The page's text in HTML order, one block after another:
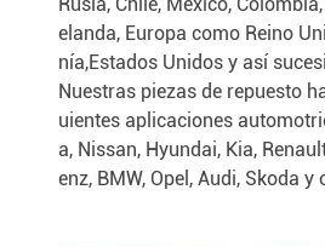
elanda, Europa como Reino
nía,Estados Unidos y así
Nuestras piezas de repuesto
uientes aplicaciones
a, Nissan, Hyundai, Kia,
enz, BMW, Opel, Audi, Skoda